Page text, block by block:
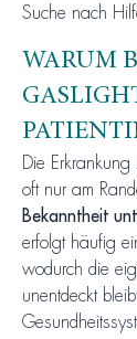
Suche nach
WARUM
Die
oft nur am
Bekanntheit
erfolgt häufig
wodurch die
unentdeckt